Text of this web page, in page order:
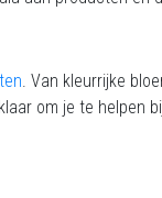
. Van kleurrijke
om je te helpen